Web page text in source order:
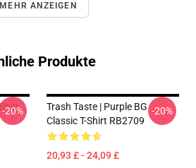
MEHR ANZEIGEN
Produkte
-20%
Trash Taste | Purple BG
Classic T-Shirt RB2709
20,93 £ - 24,09 £
-20%